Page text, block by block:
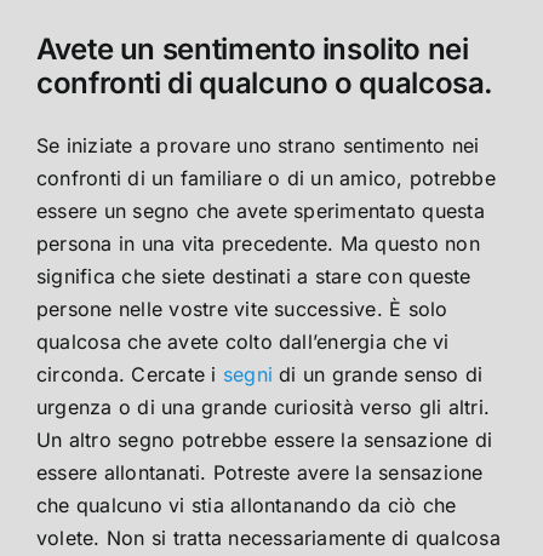
Avete un sentimento insolito nei
confronti di qualcuno o qualcosa.
Se iniziate a provare uno strano sentimento nei
confronti di un familiare o di un amico, potrebbe
essere un segno che avete sperimentato questa
persona in una vita precedente. Ma questo non
significa che siete destinati a stare con queste
persone nelle vostre vite successive. È solo
qualcosa che avete colto dall’energia che vi
circonda. Cercate i segni di un grande senso di
urgenza o di una grande curiosità verso gli altri.
Un altro segno potrebbe essere la sensazione di
essere allontanati. Potreste avere la sensazione
che qualcuno vi stia allontanando da ciò che
volete. Non si tratta necessariamente di qualcosa